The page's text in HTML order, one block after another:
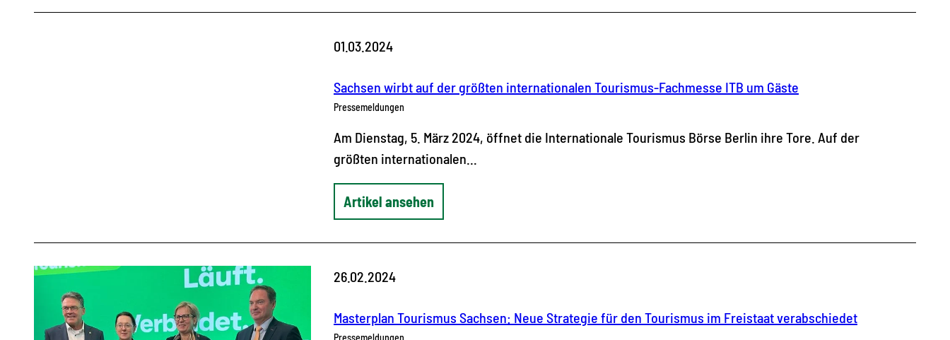
01.03.2024
Sachsen wirbt auf der größten internationalen Tourismus-Fachmesse ITB um Gäste
Pressemeldungen
Am Dienstag, 5. März 2024, öffnet die Internationale Tourismus Börse Berlin ihre Tore. Auf der
größten internationalen…
Artikel ansehen
26.02.2024
Masterplan Tourismus Sachsen: Neue Strategie für den Tourismus im Freistaat verabschiedet